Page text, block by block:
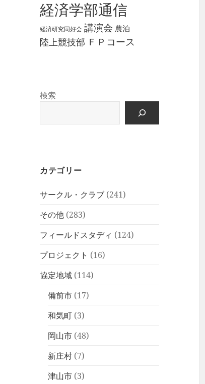
経済学部通信
経済研究同好会 講演会 農泊
陸上競技部 ＦＰコース
検索
カテゴリー
サークル・クラブ (241)
その他 (283)
フィールドスタディ (124)
プロジェクト (16)
協定地域 (114)
備前市 (17)
和気町 (3)
岡山市 (48)
新庄村 (7)
津山市 (3)